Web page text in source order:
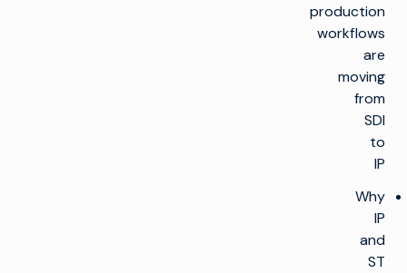
production
workflows
are
moving
from
SDI
to
IP
Why
IP
and
ST